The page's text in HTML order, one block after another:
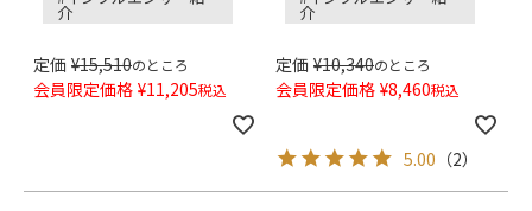
介
定価 ¥15,510のところ
会員限定価格 ¥11,205税込
介
定価 ¥10,340のところ
会員限定価格 ¥8,460税込
5.00 （2）